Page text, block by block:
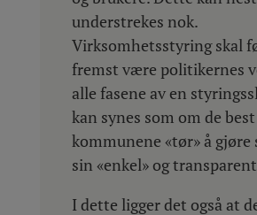
understrekes nok.
Virksomhetsstyring skal
fremst være politikernes
alle fasene av en
kan synes som om de
kommunene «tør» å
sin «enkel» og
I dette ligger det også at